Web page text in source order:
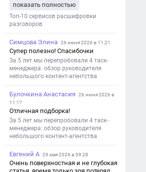
хорошо переводит. Мало
редактировать по итогу. Советую.
показать полностью
Топ-10 сервисов расшифровки
разговоров
Симцова Элина 26 июня 2026 в 11:21
Супер полезно! Спасибочки
За 5 лет мы перепробовали 4 таск-
менеджера: обзор руководителя
небольшого контент-агентства
Булочкина Анастасия
26 июня 2026 в
11:17
Отличная подборка!
За 5 лет мы перепробовали 4 таск-
менеджера: обзор руководителя
небольшого контент-агентства
Евгений А 29 мая 2026 в 09:28
Очень поверхностная и не глубокая